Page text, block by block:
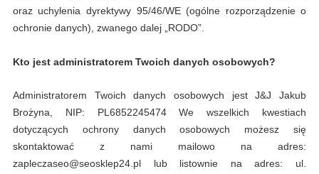
oraz uchylenia dyrektywy 95/46/WE (ogólne rozporządzenie o
ochronie danych), zwanego dalej „RODO”.
Kto jest administratorem Twoich danych osobowych?
Administratorem Twoich danych osobowych jestJ&J Jakub
Brożyna, NIP: PL6852245474We wszelkich kwestiach
dotyczących ochrony danych osobowych możesz się
skontaktować z nami mailowo na adres:
zapleczaseo@seosklep24.pl lub listownie na adres: ul.